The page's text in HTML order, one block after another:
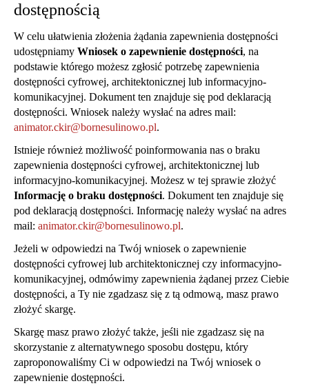
dostępnością
W celu ułatwienia złożenia żądania zapewnienia dostępności
udostępniamy Wniosek o zapewnienie dostępności, na
podstawie którego możesz zgłosić potrzebę zapewnienia
dostępności cyfrowej, architektonicznej lub informacyjno-
komunikacyjnej. Dokument ten znajduje się pod deklaracją
dostępności. Wniosek należy wysłać na adres mail:
animator.ckir@bornesulinowo.pl.
Istnieje również możliwość poinformowania nas o braku
zapewnienia dostępności cyfrowej, architektonicznej lub
informacyjno-komunikacyjnej. Możesz w tej sprawie złożyć
Informację o braku dostępności. Dokument ten znajduje się
pod deklaracją dostępności. Informację należy wysłać na adres
mail: animator.ckir@bornesulinowo.pl.
Jeżeli w odpowiedzi na Twój wniosek o zapewnienie
dostępności cyfrowej lub architektonicznej czy informacyjno-
komunikacyjnej, odmówimy zapewnienia żądanej przez Ciebie
dostępności, a Ty nie zgadzasz się z tą odmową, masz prawo
złożyć skargę.
Skargę masz prawo złożyć także, jeśli nie zgadzasz się na
skorzystanie z alternatywnego sposobu dostępu, który
zaproponowaliśmy Ci w odpowiedzi na Twój wniosek o
zapewnienie dostępności.